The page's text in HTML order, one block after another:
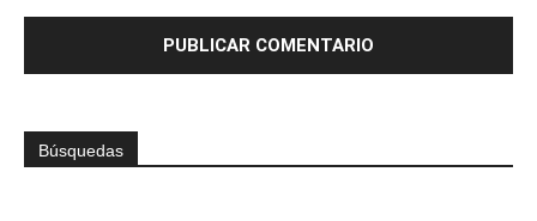
Búsquedas